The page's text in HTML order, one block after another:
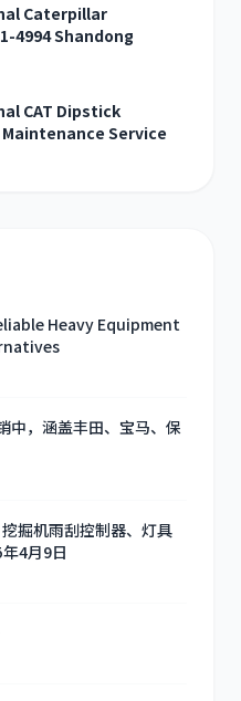
Caterpillar
4994 Shandong
CAT Dipstick
Maintenance Service
Heavy Equipment
中，涵盖丰田、宝马、保
掘机雨刮控制器、灯具
4月9日